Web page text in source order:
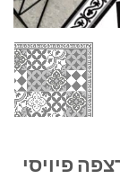
פיויסי